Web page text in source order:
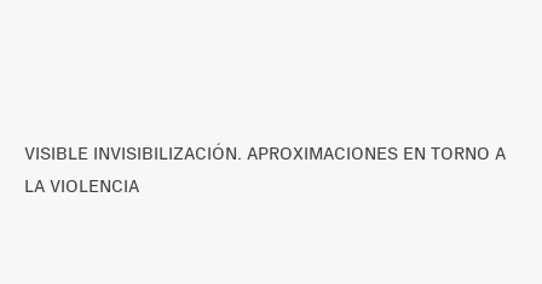
VISIBLE INVISIBILIZACIÓN. APROXIMACIONES EN TORNO A
LA VIOLENCIA